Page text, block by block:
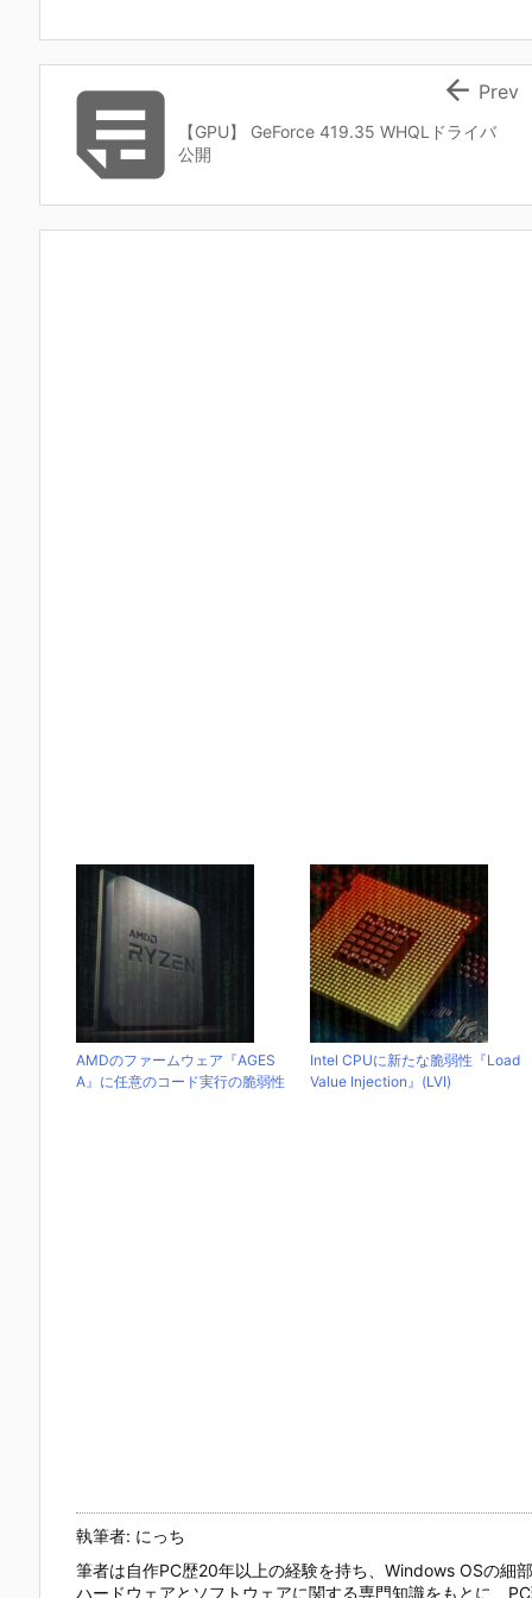
 【GPU】 GeForce 419.35 WHQLドライバ
公開
 Prev
AMDのファームウェア『AGES
A』に任意のコード実行の脆弱性
Intel CPUに新たな脆弱性『Load
Value Injection』(LVI)
執筆者: にっち
筆者は自作PC歴20年以上の経験を持ち、Windows OSの細
ハードウェアとソフトウェアに関する専門知識をもとに、